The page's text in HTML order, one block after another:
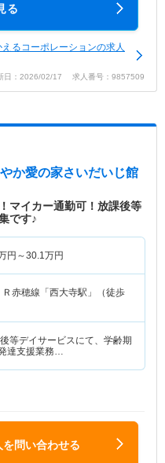
る
るコーポレーションの求人
日：2026/02/17 求人番号：9857509
か愛の家さいだいじ館
マイカー通勤可！放課後等
です♪
円～30.1万円
Ｒ赤穂線「西大寺駅」（徒歩
等デイサービスにて、学齢期
達支援業務…
を問い合わせる